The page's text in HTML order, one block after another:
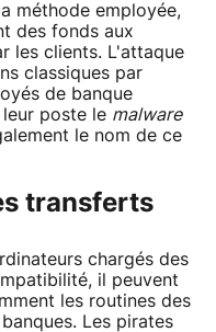
méthode employée,
des fonds aux
les clients. L'attaque
classiques par
de banque
poste le malware
le nom de ce
transferts
chargés des
il peuvent
les routines des
Les pirates